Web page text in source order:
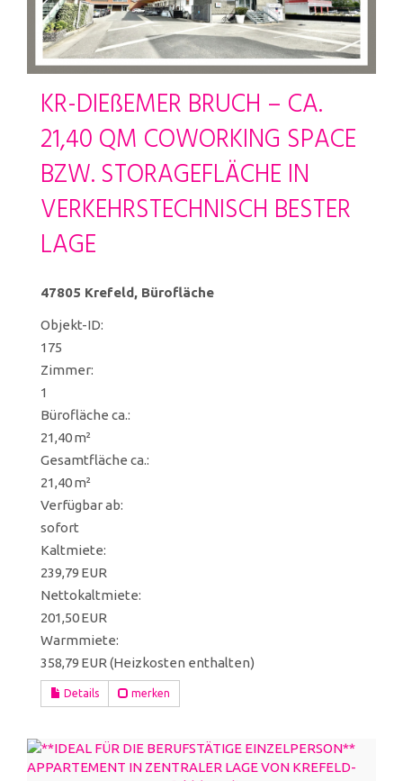
KR-DIEßEMER BRUCH – CA.
21,40 QM COWORKING SPACE
BZW. STORAGEFLÄCHE IN
VERKEHRSTECHNISCH BESTER
LAGE
47805 Krefeld, Bürofläche
Objekt-ID:
175
Zimmer:
1
Bürofläche ca.:
21,40 m²
Gesamtfläche ca.:
21,40 m²
Verfügbar ab:
sofort
Kaltmiete:
239,79 EUR
Nettokaltmiete:
201,50 EUR
Warmmiete:
358,79 EUR (Heizkosten enthalten)
Details merken